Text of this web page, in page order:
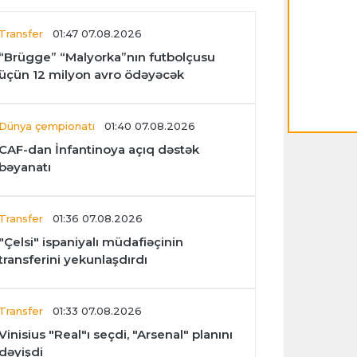
01:47 07.08.2026
“Malyorka”nın futbolçusu
12 milyon avro ödəyəcək
çempionatı 01:40 07.08.2026
dan İnfantinoya açıq dəstək
01:36 07.08.2026
ispaniyalı müdafiəçinin
yekunlaşdırdı
01:33 07.08.2026
"Real"ı seçdi, "Arsenal" planını